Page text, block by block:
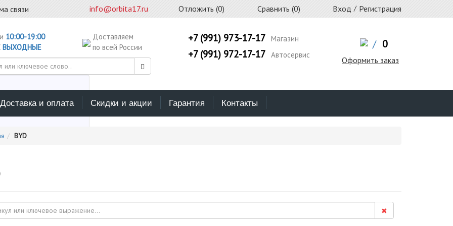
связи info@orbita17.ru Отложить (0) Сравнить (0) Вход / Регистрация
10:00-19:00
ВЫХОДНЫЕ
Доставляем
по всей России
каталог поиска
+7 (991) 973-17-17 Магазин
+7 (991) 972-17-17 Автосервис
/ 0
Оформить заказ
Доставка и оплата Скидки и акции Гарантия Контакты
BYD